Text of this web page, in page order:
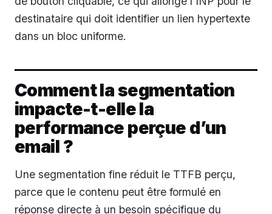
destinataire qui doit identifier un lien hypertexte
dans un bloc uniforme.
Comment la segmentation
impacte-t-elle la
performance perçue d’un
email ?
Une segmentation fine réduit le TTFB perçu,
parce que le contenu peut être formulé en
réponse directe à un besoin spécifique du